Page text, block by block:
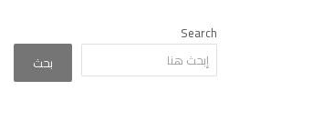
Search
بحث